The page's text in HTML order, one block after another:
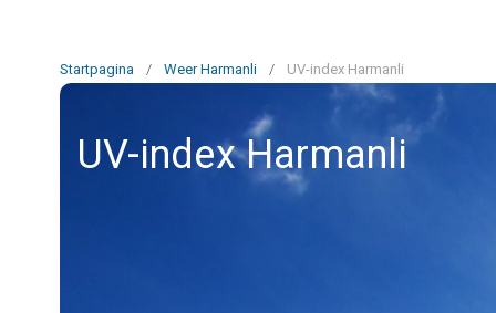
Startpagina / Weer Harmanli / UV-index Harmanli
UV-index Harmanli